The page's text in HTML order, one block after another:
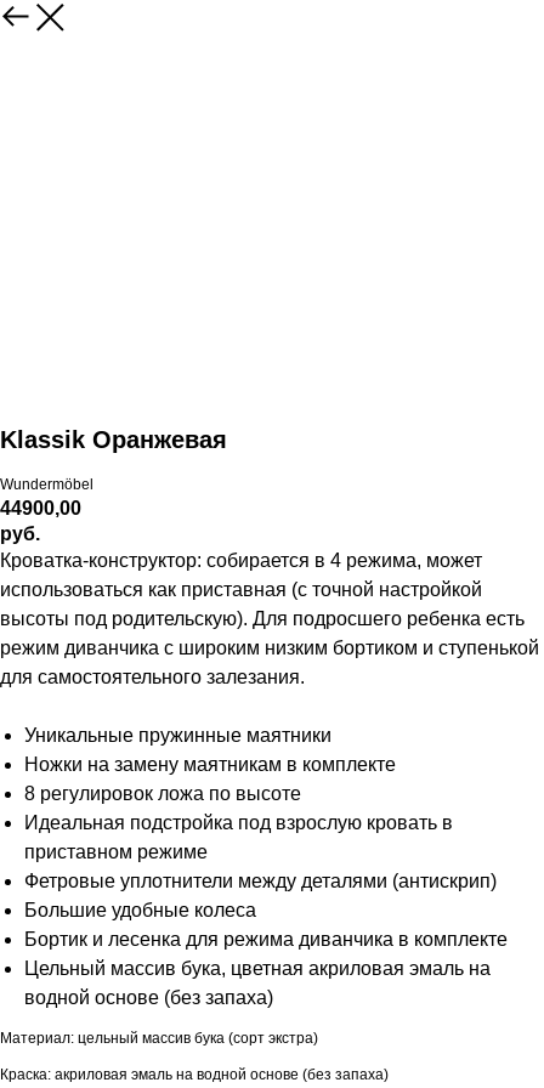
Klassik Оранжевая
Wundermöbel
44900,00
руб.
Кроватка-конструктор: собирается в 4 режима, может
использоваться как приставная (с точной настройкой
высоты под родительскую). Для подросшего ребенка есть
режим диванчика с широким низким бортиком и ступенькой
для самостоятельного залезания.
Уникальные пружинные маятники
Ножки на замену маятникам в комплекте
8 регулировок ложа по высоте
Идеальная подстройка под взрослую кровать в
приставном режиме
Фетровые уплотнители между деталями (антискрип)
Большие удобные колеса
Бортик и лесенка для режима диванчика в комплекте
Цельный массив бука, цветная акриловая эмаль на
водной основе (без запаха)
Материал: цельный массив бука (сорт экстра)
Краска: акриловая эмаль на водной основе (без запаха)